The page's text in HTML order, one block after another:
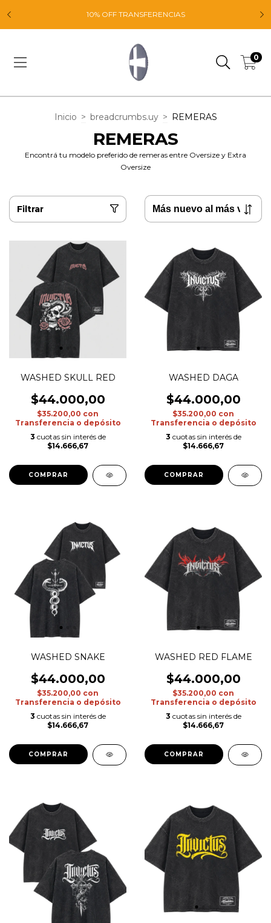
10% OFF TRANSFERENCIAS
0
Inicio > breadcrumbs.uy > REMERAS
REMERAS
Encontrá tu modelo preferido de remeras entre Oversize y Extra
Oversize
Filtrar
WASHED SKULL RED
$44.000,00
$35.200,00 con
Transferencia o depósito
3 cuotas sin interés de
$14.666,67
COMPRAR
WASHED DAGA
$44.000,00
$35.200,00 con
Transferencia o depósito
3 cuotas sin interés de
$14.666,67
COMPRAR
WASHED SNAKE
$44.000,00
$35.200,00 con
Transferencia o depósito
3 cuotas sin interés de
$14.666,67
COMPRAR
WASHED RED FLAME
$44.000,00
$35.200,00 con
Transferencia o depósito
3 cuotas sin interés de
$14.666,67
COMPRAR